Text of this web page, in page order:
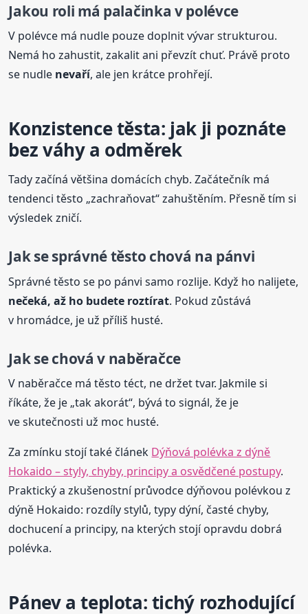
Jakou roli má palačinka v polévce
V polévce má nudle pouze doplnit vývar strukturou.
Nemá ho zahustit, zakalit ani převzít chuť. Právě proto
se nudle nevaří, ale jen krátce prohřejí.
Konzistence těsta: jak ji poznáte
bez váhy a odměrek
Tady začíná většina domácích chyb. Začátečník má
tendenci těsto „zachraňovat“ zahuštěním. Přesně tím si
výsledek zničí.
Jak se správné těsto chová na pánvi
Správné těsto se po pánvi samo rozlije. Když ho nalijete,
nečeká, až ho budete roztírat. Pokud zůstává
v hromádce, je už příliš husté.
Jak se chová v naběračce
V naběračce má těsto téct, ne držet tvar. Jakmile si
říkáte, že je „tak akorát“, bývá to signál, že je
ve skutečnosti už moc husté.
Za zmínku stojí také článek Dýňová polévka z dýně
Hokaido – styly, chyby, principy a osvědčené postupy.
Praktický a zkušenostní průvodce dýňovou polévkou z
dýně Hokaido: rozdíly stylů, typy dýní, časté chyby,
dochucení a principy, na kterých stojí opravdu dobrá
polévka.
Pánev a teplota: tichý rozhodující